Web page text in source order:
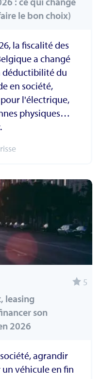
le bon choix)
la fiscalité des
a changé
déductibilité du
en société,
l'électrique,
physiques…
5
leasing
son
2026
agrandir
véhicule en fin